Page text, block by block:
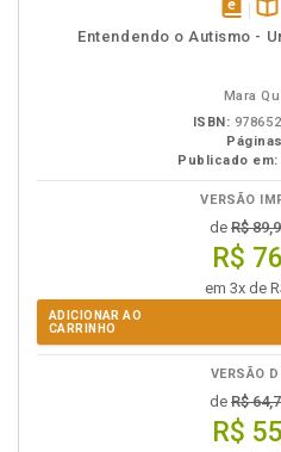
Entendendo o Autismo -
Mara
ISBN:
Publicado em:
VERSÃO
de R$
R$
em 3x de
ADICIONAR AO
CARRINHO
VERSÃO
de R$
R$